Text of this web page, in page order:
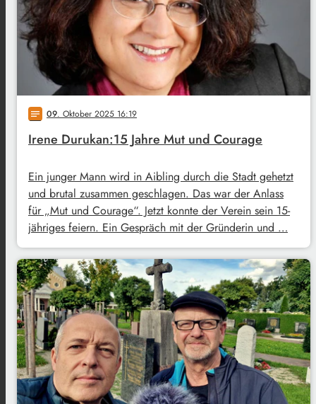
notes 09. Oktober 2025 16:19
Irene Durukan:15 Jahre Mut und Courage
Ein junger Mann wird in Aibling durch die Stadt gehetzt
und brutal zusammen geschlagen. Das war der Anlass
für „Mut und Courage“. Jetzt konnte der Verein sein 15-
jähriges feiern. Ein Gespräch mit der Gründerin und …